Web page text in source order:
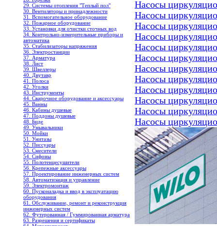
29. Системы отопления "Теплый пол"
30. Вентиляторы и принадлежности
31. Вспомогательное оборудование
32. Пожарное оборудование
33. Установки для очистки сточных вод
34. Контрольно-измерительные приборы и
автоматика
35. Стабилизаторы напряжения
36. Электростанции
37. Арматура
38. Лист
39. Швеллеры
40. Двутавр
41. Полоса
42. Уголки
43. Инструменты
44. Сварочное оборудование и аксессуары
45. Ванны
46. Кабины душевые
47. Поддоны душевые
48. Биде
49. Умывальники
50. Мойки
51. Унитазы
52. Писсуары
53. Смесители
54. Сифоны
55. Полотенцесушители
56. Крепежные аксессуары
57. Проектирование инженерных систем
58. Автоматизация и управление
59. Электромонтаж
60. Пусконаладка и ввод в эксплуатацию
оборудования
61. Обслуживание, ремонт и реконструкция
инженерных систем
62. Футерованная / Гуммированная арматура
63. Разрешения и сертификаты
Насосы
Насосы
Насосы
Насосы
Насосы
Насосы
Насосы
Насосы
Насосы
Насосы
Насосы
Насосы